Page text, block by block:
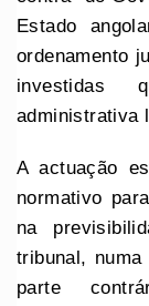
Estado
ordenamento
investidas
administrativa
A actuação
normativo
na
tribunal,
parte